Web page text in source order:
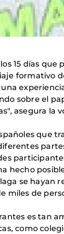
15 días
formativo
sobre el
asegura la
que
hecho
se hayan
miles de
es tan
como